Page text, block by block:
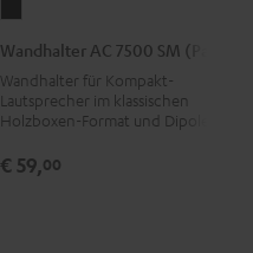
AC
SM
(Paar)
Wandhalter AC 7500 SM (Paar)
Wandhalter für Kompakt-
Lautsprecher im klassischen
Holzboxen-Format und Dipole
€ 59,00